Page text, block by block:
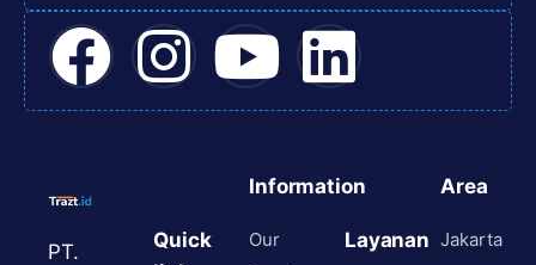
PT.
Quick
Information
Our
Layanan
Area
Jakarta